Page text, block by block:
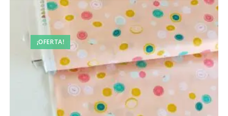
¡OFERTA!